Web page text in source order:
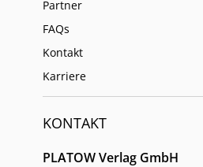
Partner
FAQs
Kontakt
Karriere
KONTAKT
PLATOW Verlag GmbH